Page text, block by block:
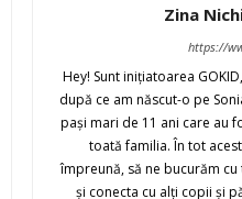
Zina
https://
Hey! Sunt iniţiatoarea
după ce am născut-o pe
paşi mari de 11 ani care au
toată familia. În tot
împreună, să ne bucurăm
şi conecta cu alţi copii şi